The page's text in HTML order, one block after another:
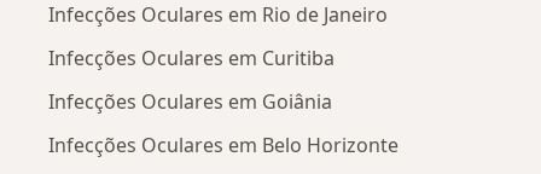
Infecções Oculares em Rio de Janeiro
Infecções Oculares em Curitiba
Infecções Oculares em Goiânia
Infecções Oculares em Belo Horizonte